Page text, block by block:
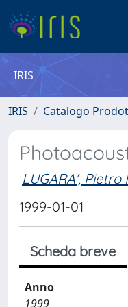
IRIS
IRIS Catalogo
LUGARA', Pietro
1999-01-01
Scheda breve
Anno
1999